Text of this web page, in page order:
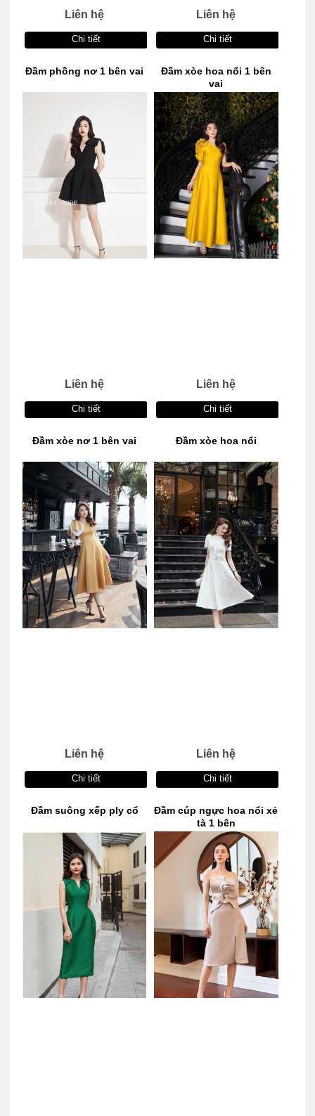
Liên hệ
Chi tiết
Liên hệ
Chi tiết
Đầm phồng nơ 1 bên vai
Liên hệ
Chi tiết
Đầm xòe hoa nổi 1 bên
vai
Liên hệ
Chi tiết
Đầm xòe nơ 1 bên vai
Liên hệ
Chi tiết
Đầm xòe hoa nổi
Liên hệ
Chi tiết
Đầm suông xếp ply cổ
Đầm cúp ngực hoa nổi xẻ
tà 1 bên